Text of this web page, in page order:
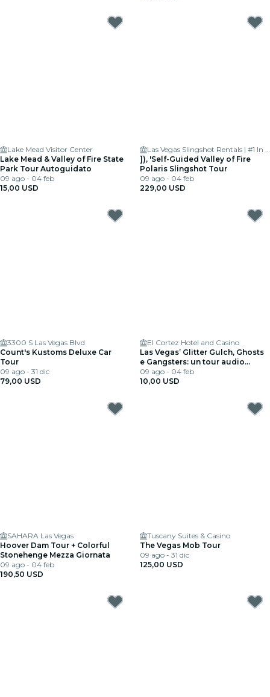
Lake Mead Visitor Center
Lake Mead & Valley of Fire State
Park Tour Autoguidato
09 ago - 04 feb
15,00 USD
Las Vegas Slingshot Rentals | #1 In Vegas For Slingshot and Ryker Rentals
]), 'Self-Guided Valley of Fire
Polaris Slingshot Tour
09 ago - 04 feb
229,00 USD
3300 S Las Vegas Blvd
Count's Kustoms Deluxe Car
Tour
09 ago - 31 dic
79,00 USD
El Cortez Hotel and Casino
Las Vegas’ Glitter Gulch, Ghosts
e Gangsters: un tour audio
autoguidato
09 ago - 04 feb
10,00 USD
SAHARA Las Vegas
Hoover Dam Tour + Colorful
Stonehenge Mezza Giornata
09 ago - 04 feb
190,50 USD
Tuscany Suites & Casino
The Vegas Mob Tour
09 ago - 31 dic
125,00 USD